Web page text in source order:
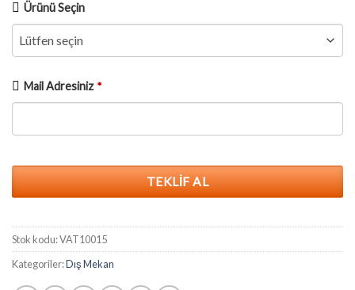
Ürünü Seçin
Mail Adresiniz *
TEKLIF AL
alan
boş
bırakılmalıdır
Stok kodu:VAT10015
Kategoriler:Dış Mekan